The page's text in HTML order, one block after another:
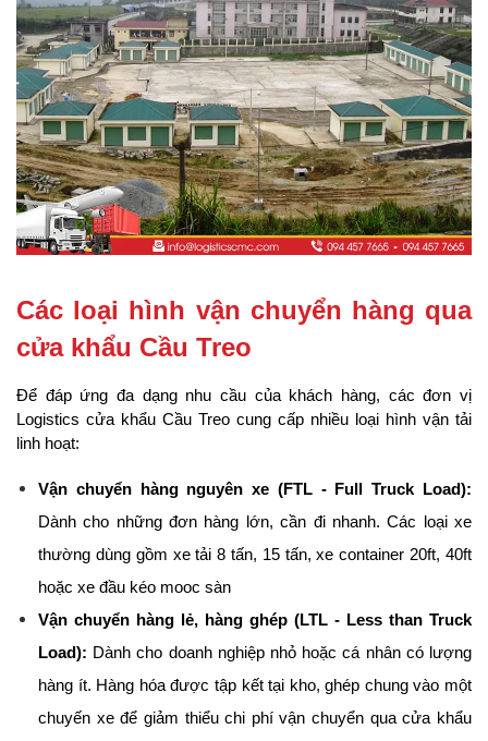
Các loại hình vận chuyển hàng qua
cửa khẩu Cầu Treo
Để đáp ứng đa dạng nhu cầu của khách hàng, các đơn vị
Logistics cửa khẩu Cầu Treo cung cấp nhiều loại hình vận tải
linh hoạt:
Vận chuyển hàng nguyên xe (FTL - Full Truck Load):
Dành cho những đơn hàng lớn, cần đi nhanh. Các loại xe
thường dùng gồm xe tải 8 tấn, 15 tấn, xe container 20ft, 40ft
hoặc xe đầu kéo mooc sàn
Vận chuyển hàng lẻ, hàng ghép (LTL - Less than Truck
Load): Dành cho doanh nghiệp nhỏ hoặc cá nhân có lượng
hàng ít. Hàng hóa được tập kết tại kho, ghép chung vào một
chuyến xe để giảm thiểu chi phí vận chuyển qua cửa khẩu